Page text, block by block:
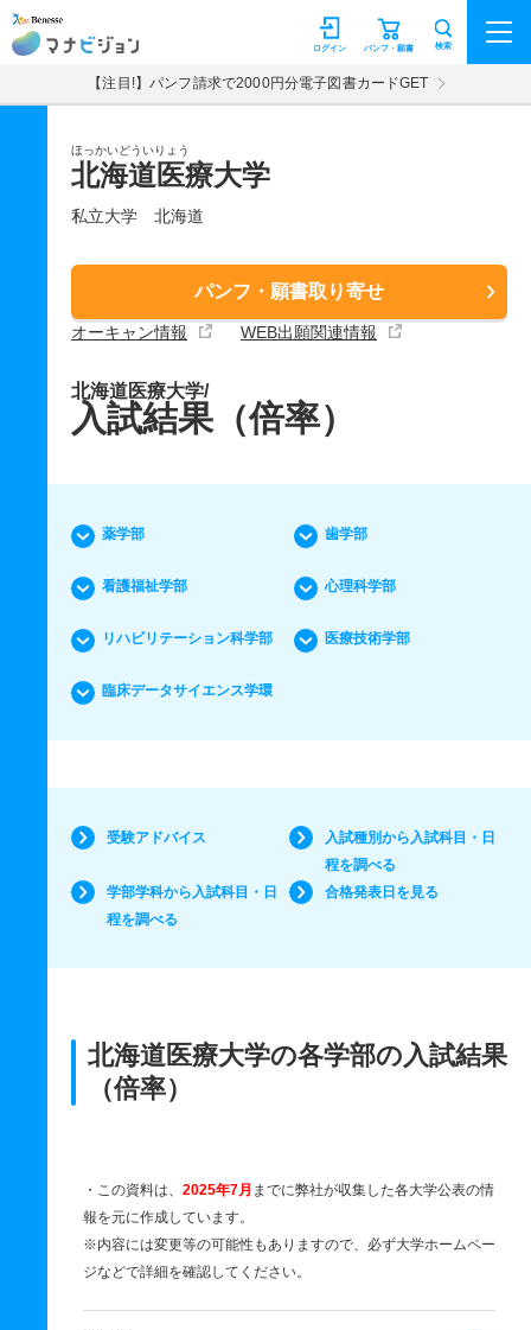
マナビジョン パンフ・願書
ログイン 検索
【注目!】パンフ請求で2000円分電子図書カードGET
ほっかいどういりょう
北海道医療大学
私立大学 北海道
パンフ・願書取り寄せ
オーキャン情報 WEB出願関連情報
北海道医療大学/
入試結果（倍率）
薬学部 歯学部
看護福祉学部 心理科学部
リハビリテーション科学部 医療技術学部
臨床データサイエンス学環
受験アドバイス
入試種別から入試科目・日
程を調べる
学部学科から入試科目・日
程を調べる
合格発表日を見る
北海道医療大学の各学部の入試結果
（倍率）
・この資料は、 2025年7月 までに弊社が収集した各大学公表の情
報を元に作成しています。
※内容には変更等の可能性もありますので、必ず大学ホームペー
ジなどで詳細を確認してください。